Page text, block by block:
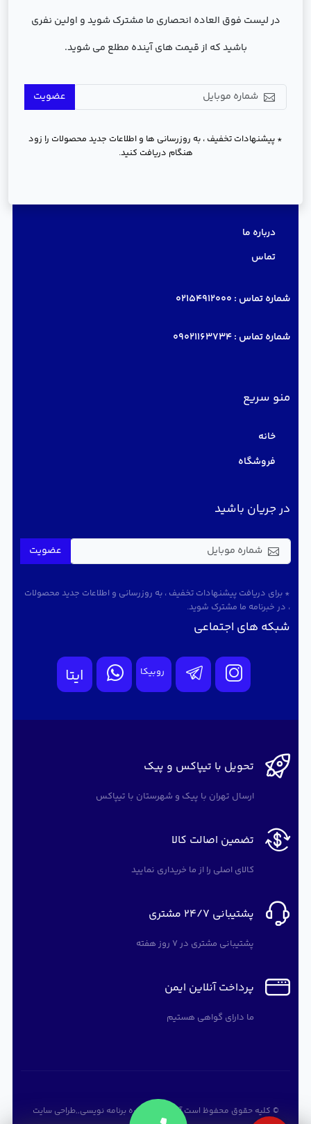
در لیست فوق العاده انحصاری ما مشترک شوید و اولین نفری
باشید که از قیمت های آینده مطلع می شوید.
عضویت
* پیشنهادات تخفیف ، به روزرسانی ها و اطلاعات جدید محصولات را زود
هنگام دریافت کنید.
درباره ما
تماس
شماره تماس : 02154912000
شماره تماس :09021163734
منو سریع
خانه
فروشگاه
در جریان باشید
عضویت
* برای دریافت پیشنهادات تخفیف ، به روزرسانی و اطلاعات جدید محصولات
، در خبرنامه ما مشترک شوید.
شبکه های اجتماعی
روبیکا ایتا
تحویل با تیپاکس و پیک
ارسال تهران با پیک و شهرستان با تیپاکس
تضمین اصالت کالا
کالای اصلی را از ما خریداری نمایید
پشتیبانی 24/7 مشتری
پشتیبانی مشتری در 7 روز هفته
پرداخت آنلاین ایمن
ما دارای گواهی هستیم
© کلیه حقوق محفوظ استآرته سافت دوره برنامه نویسی,,طراحی سایت